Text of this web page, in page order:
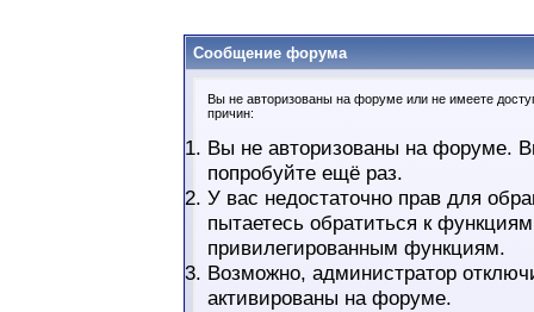
Сообщение форума
Вы не авторизованы на форуме или не имеете
причин:
Вы не авторизованы на форуме.
попробуйте ещё раз.
У вас недостаточно прав для
пытаетесь обратиться к
привилегированным функциям.
Возможно, администратор
активированы на форуме.